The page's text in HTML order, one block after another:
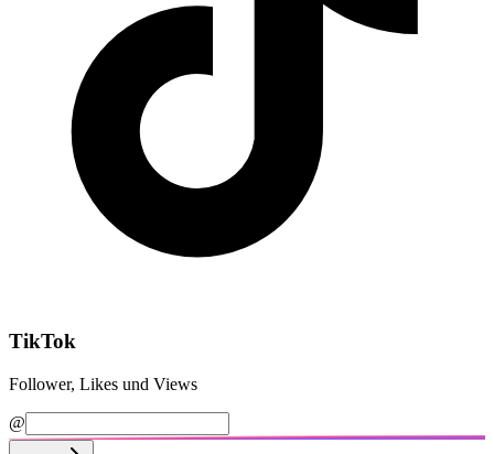
TikTok
Follower, Likes und Views
@